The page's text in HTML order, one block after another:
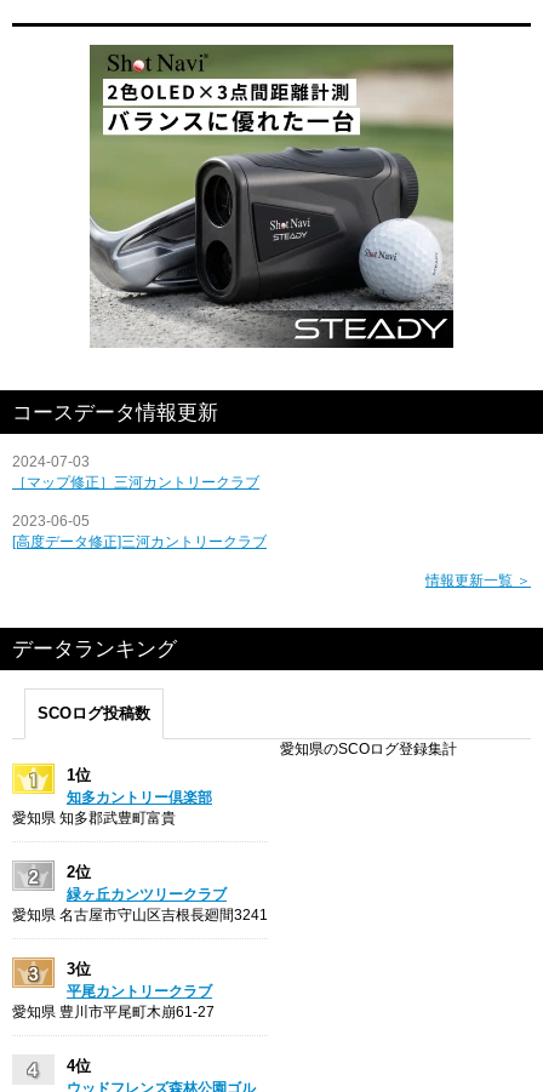
コースデータ情報更新
2024-07-03
［マップ修正］三河カントリークラブ
2023-06-05
[高度データ修正]三河カントリークラブ
情報更新一覧 ＞
データランキング
SCOログ投稿数
愛知県のSCOログ登録集計
1位
知多カントリー倶楽部
愛知県 知多郡武豊町富貴
2位
緑ヶ丘カンツリークラブ
愛知県 名古屋市守山区吉根長廻間3241
3位
平尾カントリークラブ
愛知県 豊川市平尾町木崩61-27
4位
ウッドフレンズ森林公園ゴル